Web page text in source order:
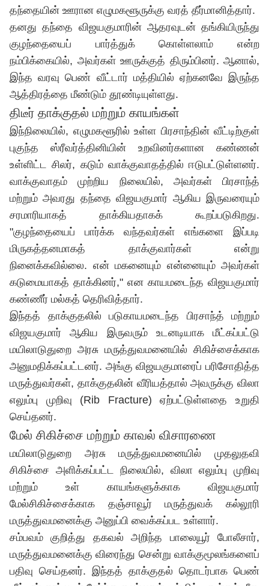
தந்தையின் ஊரான எழுமகளூருக்கு வரத் தீர்மானித்தார்.
தனது தந்தை விஜயகுமாரின் ஆதரவுடன் தங்கியிருந்து
குழந்தையைப் பார்த்துக் கொள்ளலாம் என்ற
நம்பிக்கையில், அவர்கள் ஊருக்குத் திரும்பினர். ஆனால்,
இந்த வரவு பெண் வீட்டார் மத்தியில் ஏற்கனவே இருந்த
ஆத்திரத்தை மீண்டும் தூண்டியுள்ளது.
திடீர் தாக்குதல் மற்றும் காயங்கள்
இந்நிலையில், எழுமகளூரில் உள்ள பிரசாந்தின் வீட்டிற்குள்
புகுந்த ஸ்ரீவர்த்தினியின் உறவினர்களான கண்ணன்
உள்ளிட்ட சிலர், கடும் வாக்குவாதத்தில் ஈடுபட்டுள்ளனர்.
வாக்குவாதம் முற்றிய நிலையில், அவர்கள் பிரசாந்த்
மற்றும் அவரது தந்தை விஜயகுமார் ஆகிய இருவரையும்
சரமாரியாகத் தாக்கியதாகக் கூறப்படுகிறது.
"குழந்தையைப் பார்க்க வந்தவர்கள் எங்களை இப்படி
மிருகத்தனமாகத் தாக்குவார்கள் என்று
நினைக்கவில்லை. என் மகனையும் என்னையும் அவர்கள்
கடுமையாகத் தாக்கினர்," என காயமடைந்த விஜயகுமார்
கண்ணீர் மல்கத் தெரிவித்தார்.
இந்தத் தாக்குதலில் படுகாயமடைந்த பிரசாந்த் மற்றும்
விஜயகுமார் ஆகிய இருவரும் உடனடியாக மீட்கப்பட்டு
மயிலாடுதுறை அரசு மருத்துவமனையில் சிகிச்சைக்காக
அனுமதிக்கப்பட்டனர். அங்கு விஜயகுமாரைப் பரிசோதித்த
மருத்துவர்கள், தாக்குதலின் வீரியத்தால் அவருக்கு விலா
எலும்பு முறிவு (Rib Fracture) ஏற்பட்டுள்ளதை உறுதி
செய்தனர்.
மேல் சிகிச்சை மற்றும் காவல் விசாரணை
மயிலாடுதுறை அரசு மருத்துவமனையில் முதலுதவி
சிகிச்சை அளிக்கப்பட்ட நிலையில், விலா எலும்பு முறிவு
மற்றும் உள் காயங்களுக்காக விஜயகுமார்
மேல்சிகிச்சைக்காக தஞ்சாவூர் மருத்துவக் கல்லூரி
மருத்துவமனைக்கு அனுப்பி வைக்கப்பட உள்ளார்.
சம்பவம் குறித்து தகவல் அறிந்த பாலையூர் போலீசார்,
மருத்துவமனைக்கு விரைந்து சென்று வாக்குமூலங்களைப்
பதிவு செய்தனர். இந்தத் தாக்குதல் தொடர்பாக பெண்